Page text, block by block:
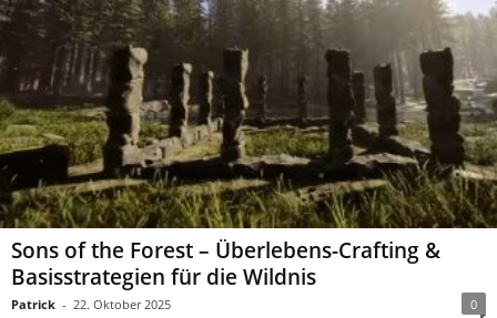
Sons of the Forest – Überlebens-Crafting &
Basisstrategien für die Wildnis
Patrick - 22. Oktober 2025 0